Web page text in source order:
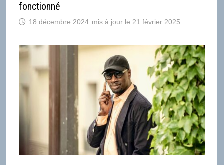
fonctionné
18 décembre 2024 21 février 2025